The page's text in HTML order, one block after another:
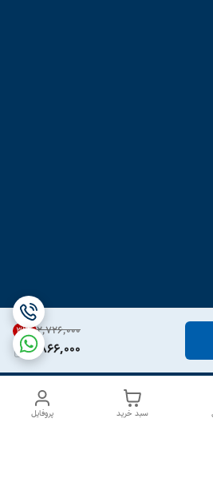
۲٬۷۲۶٬۰۰۰ 31%
1,866,000
پروفایل سبد خرید